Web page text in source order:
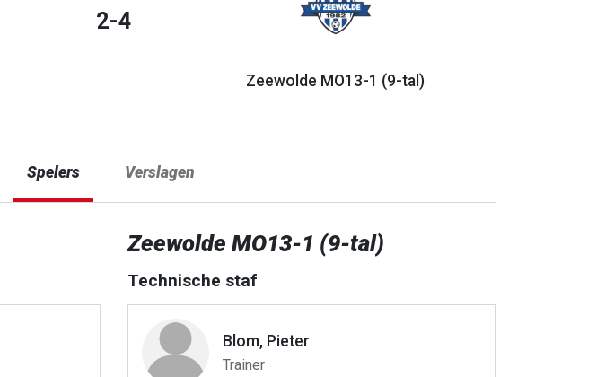
2-4
Zeewolde MO13-1 (9-tal)
Spelers Verslagen
Zeewolde MO13-1 (9-tal)
Technische staf
Blom, Pieter
Trainer